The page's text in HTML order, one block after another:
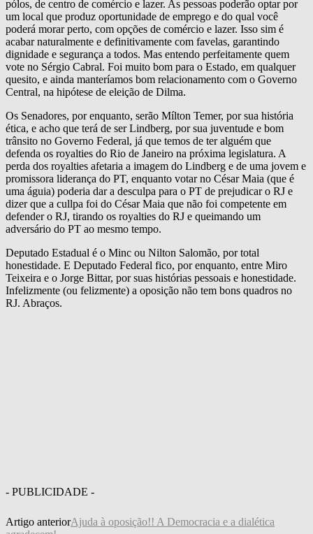
pólos, de centro de comércio e lazer. As pessoas poderão optar por
um local que produz oportunidade de emprego e do qual você
poderá morar perto, com opções de comércio e lazer. Isso sim é
acabar naturalmente e definitivamente com favelas, garantindo
dignidade e segurança a todos. Mas entendo perfeitamente quem
vote no Sérgio Cabral. Foi muito bom para o Estado, em qualquer
quesito, e ainda manteríamos bom relacionamento com o Governo
Central, na hipótese de eleição de Dilma.
Os Senadores, por enquanto, serão Mílton Temer, por sua história
ética, e acho que terá de ser Lindberg, por sua juventude e bom
trânsito no Governo Federal, já que temos de ter alguém que
defenda os royalties do Rio de Janeiro na próxima legislatura. A
perda dos royalties afetaria a imagem do Lindberg e de uma jovem e
promissora liderança do PT, enquanto votar no César Maia (que é
uma águia) poderia dar a desculpa para o PT de prejudicar o RJ e
dizer que a cullpa foi do César Maia que não foi competente em
defender o RJ, tirando os royalties do RJ e queimando um
adversário do PT ao mesmo tempo.
Deputado Estadual é o Minc ou Nilton Salomão, por total
honestidade. E Deputado Federal fico, por enquanto, entre Miro
Teixeira e o Jorge Bittar, por suas histórias pessoais e honestidade.
Infelizmente (ou felizmente) a oposição não tem bons quadros no
RJ. Abraços.
- PUBLICIDADE -
Artigo anteriorAjuda à oposição!! A Democracia e a dialética